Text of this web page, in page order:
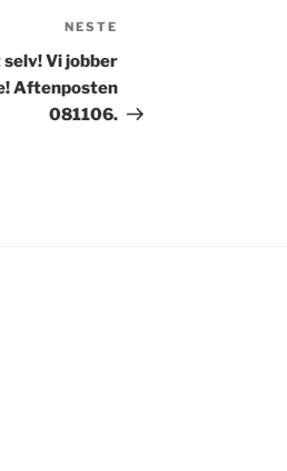
innlegg
NESTE
Vi jobber
Aftenposten
081106.